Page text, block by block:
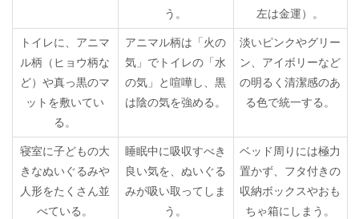
う。
左は金運）。
トイレに、アニマ
ル柄（ヒョウ柄な
ど）や真っ黒のマ
ットを敷いてい
る。
アニマル柄は「火の
気」でトイレの「水
の気」と喧嘩し、黒
は陰の気を強める。
淡いピンクやグリー
ン、アイボリーなど
の明るく清潔感のあ
る色で統一する。
寝室に子どもの大
きなぬいぐるみや
人形をたくさん並
べている。
睡眠中に吸収すべき
良い気を、ぬいぐる
みが吸い取ってしま
う。
ベッド周りには極力
置かず、フタ付きの
収納ボックスやおも
ちゃ箱にしまう。